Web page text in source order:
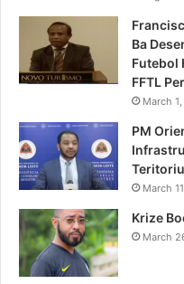
Ba
Futebol
FFTL
March
PM
March
Krize
March